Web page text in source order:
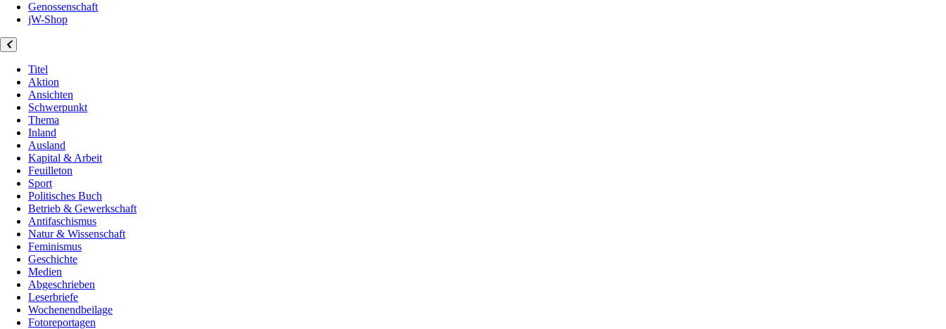
Genossenschaft
jW-Shop
Titel
Aktion
Ansichten
Schwerpunkt
Thema
Inland
Ausland
Kapital & Arbeit
Feuilleton
Sport
Politisches Buch
Betrieb & Gewerkschaft
Antifaschismus
Natur & Wissenschaft
Feminismus
Geschichte
Medien
Abgeschrieben
Leserbriefe
Wochenendbeilage
Fotoreportagen